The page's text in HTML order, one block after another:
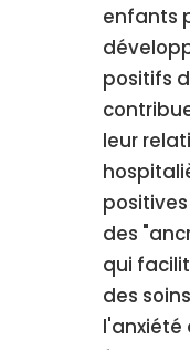
enfants
positifs
leur
des
qui
des
l'anxiété